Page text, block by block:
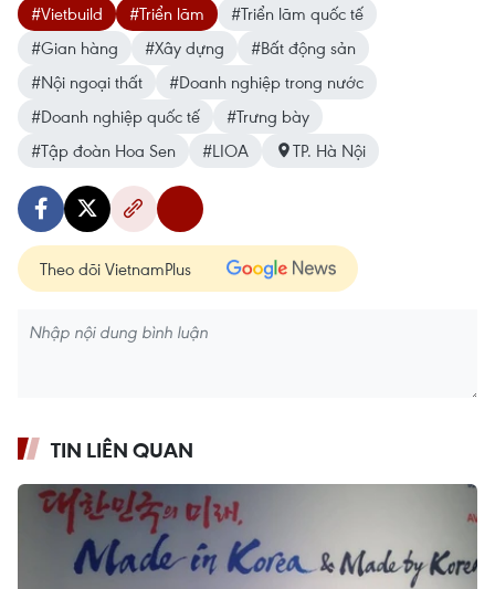
#Vietbuild #Triển lãm
#Triển lãm quốc tế
#Gian hàng
#Xây dựng
#Bất động sản
#Nội ngoại thất
#Doanh nghiệp trong nước
#Doanh nghiệp quốc tế
#Trưng bày
#Tập đoàn Hoa Sen
#LIOA TP. Hà Nội
Theo dõi VietnamPlus
TIN LIÊN QUAN